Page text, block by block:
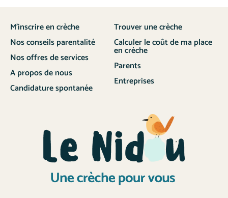
M’inscrire en crèche
Nos conseils parentalité
Nos offres de services
A propos de nous
Candidature spontanée
Trouver une crèche
Calculer le coût de ma place
en crèche
Parents
Entreprises